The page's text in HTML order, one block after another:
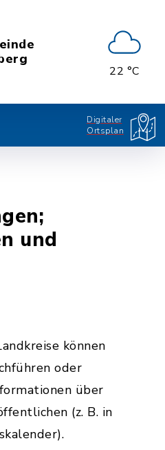
22 °C
Digitaler
Ortsplan
und
können
oder
über
(z. B. in